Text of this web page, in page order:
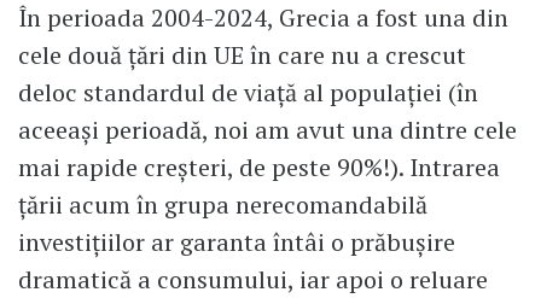
În perioada 2004-2024, Grecia a fost una din
cele două țări din UE în care nu a crescut
deloc standardul de viață al populației (în
aceeași perioadă, noi am avut una dintre cele
mai rapide creșteri, de peste 90%!). Intrarea
țării acum în grupa nerecomandabilă
investițiilor ar garanta întâi o prăbușire
dramatică a consumului, iar apoi o reluare